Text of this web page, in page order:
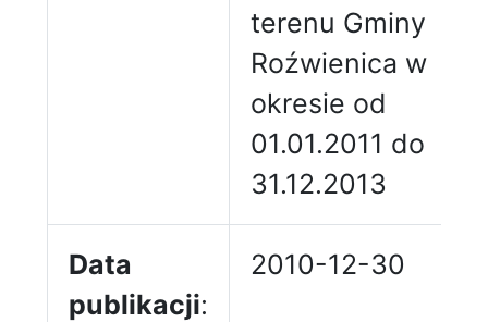
terenu Gminy
Roźwienica w
okresie od
01.01.2011 do
31.12.2013
Data
publikacji:
2010-12-30